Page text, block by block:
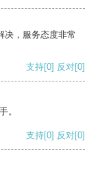
决，服务态度非常
支持[0] 反对[0]
。
支持[0] 反对[0]